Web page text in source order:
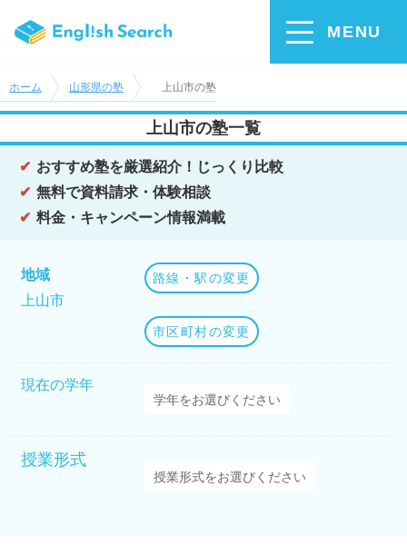
MENU
ホーム 山形県の塾 上山市の塾
上山市の塾一覧
おすすめ塾を厳選紹介！じっくり比較
無料で資料請求・体験相談
料金・キャンペーン情報満載
地域
上山市
路線・駅の変更
市区町村の変更
現在の学年
授業形式